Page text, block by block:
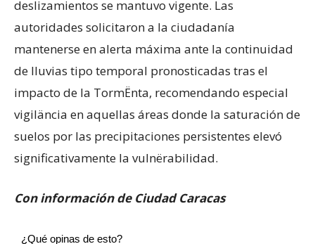
deslizamientos se mantuvo vigente. Las
autoridades solicitaron a la ciudadanía
mantenerse en alerta máxima ante la continuidad
de lluvias tipo temporal pronosticadas tras el
impacto de la TormËnta, recomendando especial
vigiläncia en aquellas áreas donde la saturación de
suelos por las precipitaciones persistentes elevó
significativamente la vulnërabilidad.
Con información de Ciudad Caracas
¿Qué opinas de esto?